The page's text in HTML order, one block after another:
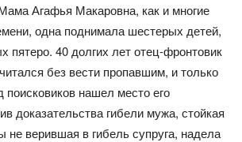
Агафья Макаровна, как и многие
одна поднимала шестерых детей,
пятеро. 40 долгих лет отец-фронтовик
без вести пропавшим, и только
поисковиков нашел место его
доказательства гибели мужа, стойкая
не верившая в гибель супруга, надела